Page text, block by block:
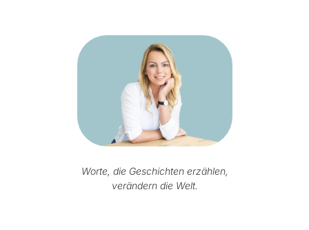
Worte, die Geschichten erzählen,
verändern die Welt.